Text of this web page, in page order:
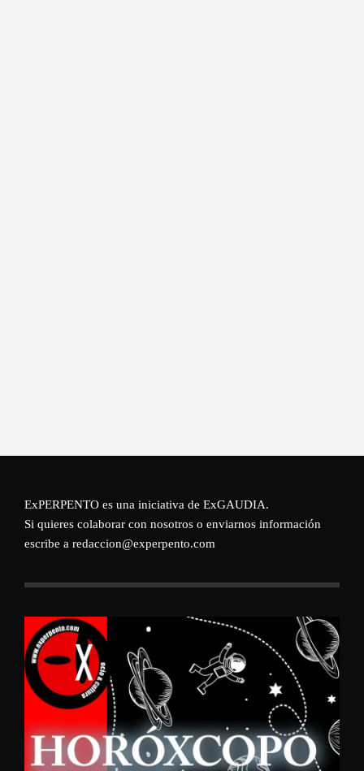
ExPERPENTO es una iniciativa de ExGAUDIA.
Si quieres colaborar con nosotros o enviarnos información
escribe a redaccion@experpento.com